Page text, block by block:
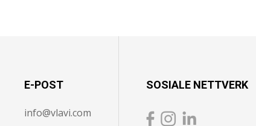
E-POST
info@vlavi.com
SOSIALE NETTVERK